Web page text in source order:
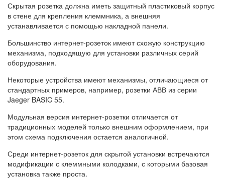
Скрытая розетка должна иметь защитный пластиковый корпус
в стене для крепления клеммника, а внешняя
устанавливается с помощью накладной панели.
Большинство интернет-розеток имеют схожую конструкцию
механизма, подходящую для установки различных серий
оборудования.
Некоторые устройства имеют механизмы, отличающиеся от
стандартных примеров, например, розетки АВВ из серии
Jaeger BASIC 55.
Модульная версия интернет-розетки отличается от
традиционных моделей только внешним оформлением, при
этом схема подключения остается аналогичной.
Среди интернет-розеток для скрытой установки встречаются
модификации с клеммными колодками, с которыми базовая
установка также проста.